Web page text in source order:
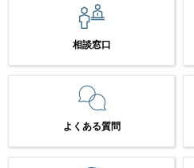
相談窓口
よくある質問